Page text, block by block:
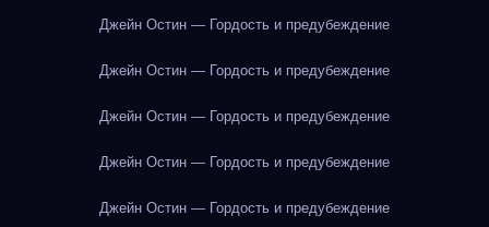
Джейн Остин — Гордость и предубеждение
Джейн Остин — Гордость и предубеждение
Джейн Остин — Гордость и предубеждение
Джейн Остин — Гордость и предубеждение
Джейн Остин — Гордость и предубеждение